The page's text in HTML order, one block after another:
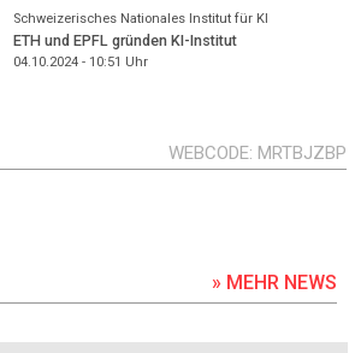
Schweizerisches Nationales Institut für KI
ETH und EPFL gründen KI-Institut
04.10.2024 - 10:51 Uhr
WEBCODE MRTBJZBP
» MEHR NEWS